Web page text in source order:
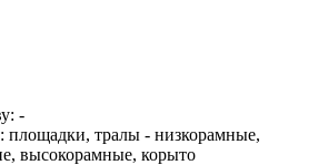
-
площадки, тралы - низкорамные,
высокорамные, корыто